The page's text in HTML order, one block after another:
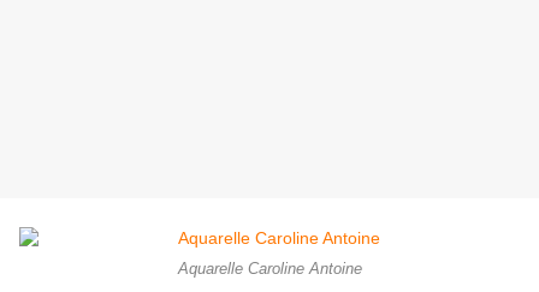
Aquarelle Caroline Antoine